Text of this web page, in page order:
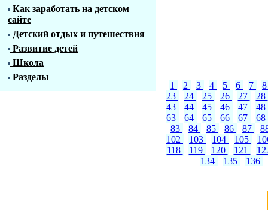
Как заработать на детском
сайте
Детский отдых и путешествия
Развитие детей
Школа
Разделы
1 2 3 4 5 6 7
23
24 25 26 27
28
43
44 45 46 47
48
63
64 65 66 67
68
83
84 85 86 87
102
103 104 105
118
119 120 121
134
135 136